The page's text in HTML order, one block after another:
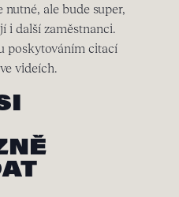
nutné, ale bude super,
i další zaměstnanci.
poskytováním citací
videích.